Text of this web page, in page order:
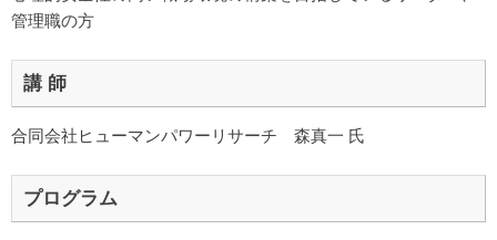
管理職の方
講 師
合同会社ヒューマンパワーリサーチ 森真一 氏
プログラム